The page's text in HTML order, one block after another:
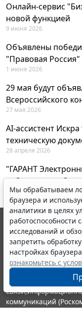
Онлайн-сервис
новой функцией
9 июня 2026
Объявлены
"Правовая Россия"
1 июня 2026
29 мая будут
Всероссийского
27 мая 2026
AI-ассистент
техническую
28 апреля 2026
"ГАРАНТ
вебинар по
23 апреля 2026
Мы обрабатываем
браузера и
аналитики в целях
работоспособности
исследований и
запретить
настройках
ознакомьтесь с
© ООО "НПП
выпускается с 1990
являются
информации ГАРАНТ.
Портал ГАРАНТ.РУ
издания
коммуникаций